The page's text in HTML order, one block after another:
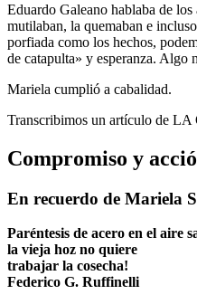
Eduardo Galeano hablaba de
mutilaban, la quemaban e
porfiada como los hechos,
de catapulta» y esperanza. Algo
Mariela cumplió a cabalidad.
Transcribimos un artículo de
Compromiso y
En recuerdo de Mariela
Paréntesis de acero en el aire
la vieja hoz no quiere
trabajar la cosecha!
Federico G. Ruffinelli